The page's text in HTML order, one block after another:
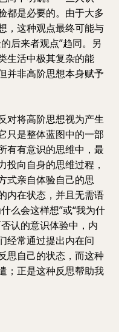
都是必要的。由于大多
，这种观点最终可能与
后来者观点”趋同。另
生活中极其复杂的能
并非高阶思想本身赋予
对将高阶思想视为产生
只是整体蓝图中的一部
有有意识的思维中，最
投向自身的思维过程，
式亲自体验自己的思
内在状态，并且无需语
么会这样想”或“我为什
认的意识体验中，内
经常通过提出内在问
思自己的状态，而这种
；正是这种反思帮助我